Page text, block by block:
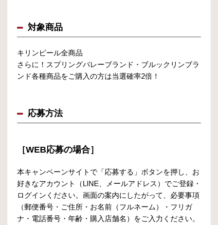
対象商品
キリンビール全商品
さらに！スプリングバレーブランド・ブルックリンブラ
ンド各種商品をご購入の方は当選確率2倍！
応募方法
［WEB応募の場合］
本キャンペーンサイトで「応募する」ボタンを押し、お
好きなアカウント（LINE、メールアドレス）でご登録・
ログインください。画面の案内にしたがって、必要事項
（郵便番号・ご住所・お名前（フルネーム）・フリガ
ナ・電話番号・年齢・購入店舗名）をご入力ください。